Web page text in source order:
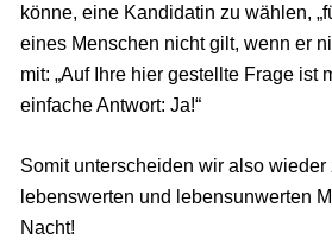
könne, eine Kandidatin zu wählen,
eines Menschen nicht gilt, wenn er
mit: „Auf Ihre hier gestellte Frage ist
einfache Antwort: Ja!“
Somit unterscheiden wir also wieder
lebenswerten und lebensunwerten
Nacht!